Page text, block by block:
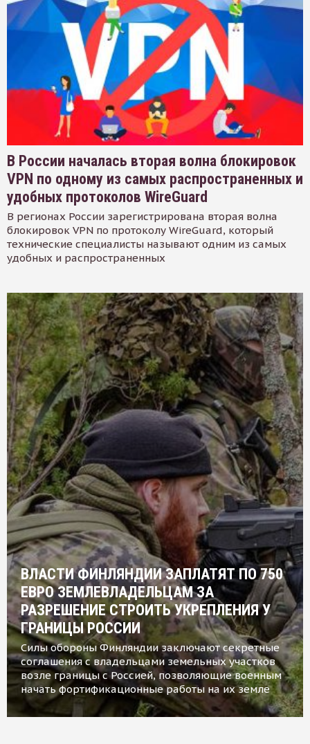
В России началась вторая волна блокировок
VPN по одному из самых распространенных и
удобных протоколов WireGuard
В регионах России зарегистрирована вторая волна
блокировок VPN по протоколу WireGuard, который
технические специалисты называют одним из самых
удобных и распространенных
ВЛАСТИ ФИНЛЯНДИИ ЗАПЛАТЯТ ПО 750
ЕВРО ЗЕМЛЕВЛАДЕЛЬЦАМ ЗА
РАЗРЕШЕНИЕ СТРОИТЬ УКРЕПЛЕНИЯ У
ГРАНИЦЫ РОССИИ
Силы обороны Финляндии заключают секретные
соглашения с владельцами земельных участков
возле границы с Россией, позволяющие военным
начать фортификационные работы на их земле